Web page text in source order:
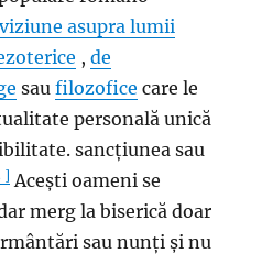
viziune asupra lumii
,de
saufilozofice care le
personală unică
sancțiunea sau
] Acești oameni se
merg la biserică doar
sau nunți și nu